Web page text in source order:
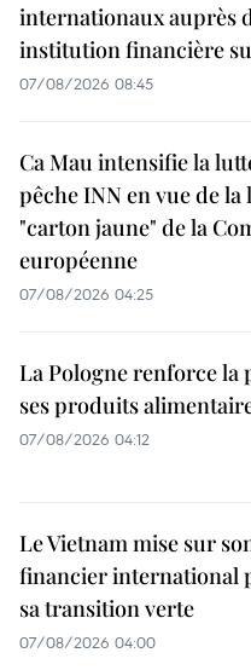
internationaux auprès
institution financière
07/08/2026 08:45
Ca Mau intensifie la
pêche INN en vue de la
"carton jaune" de la
européenne
07/08/2026 04:25
La Pologne renforce la
ses produits
07/08/2026 04:12
Le Vietnam mise sur
financier international
sa transition verte
07/08/2026 04:00